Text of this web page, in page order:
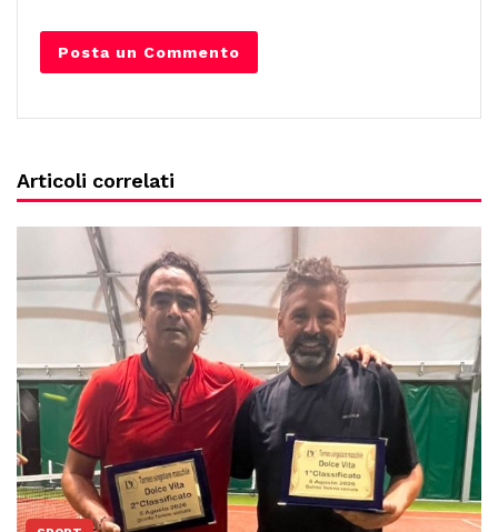
Articoli correlati